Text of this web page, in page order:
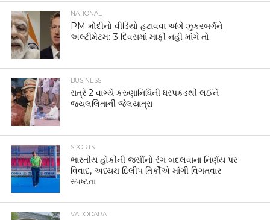
NATIONAL
PM મોદીનો વીડિયો હટાવવા અંગે ઝુકરબર્ગને
અલ્ટીમેટમ: 3 દિવસમાં માફી નહીં માંગે તો..
BUSINESS
રાત્રે 2 વાગ્યે કરુણાનિધિની ધરપકડથી લઈને
જયલલિતાની જેલયાત્રા
SPORTS
ભારતીય હોકીની જર્સીનો રંગ બદલવાના નિર્ણય પર
વિવાદ, અધ્યક્ષ દિલીપ તિર્કીએ માંગી વિગતવાર
સ્પષ્ટતા
VADODARA